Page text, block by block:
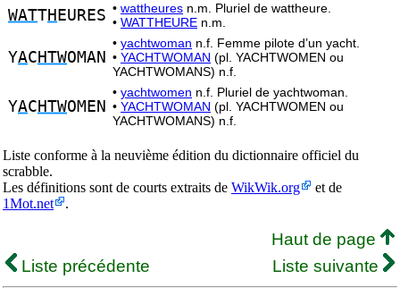
WATTH EURES • wattheures n.m. Pluriel de wattheure.
• WATTHEURE n.m.
YAC HTWOMAN
• yachtwoman n.f. Femme pilote d’un yacht.
• YACHTWOMAN (pl. YACHTWOMEN ou
YACHTWOMANS) n.f.
YAC HTWOMEN
• yachtwomen n.f. Pluriel de yachtwoman.
• YACHTWOMAN (pl. YACHTWOMEN ou
YACHTWOMANS) n.f.
Liste conforme à la neuvième édition du dictionnaire officiel du
scrabble.
Les définitions sont de courts extraits de WikWik.org
et de
1Mot.net
.
Haut de page
Liste précédente
Liste suivante